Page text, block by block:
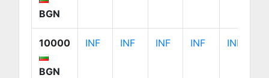
BGN
10000
BGN
INF INF INF INF INF